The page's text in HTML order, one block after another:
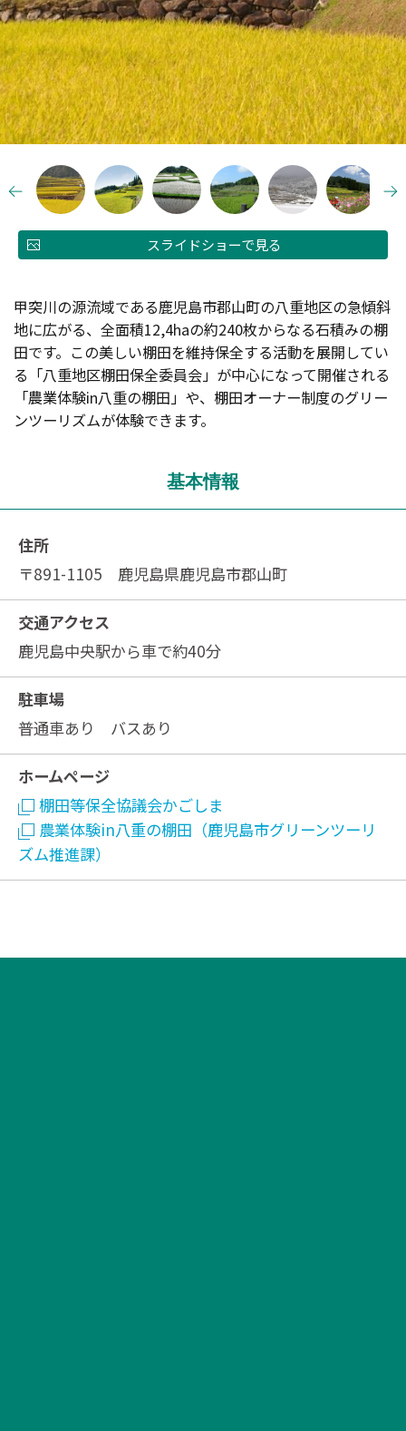
スライドショーで見る
甲突川の源流域である鹿児島市郡山町の八重地区の急傾斜
地に広がる、全面積12,4haの約240枚からなる石積みの棚
田です。この美しい棚田を維持保全する活動を展開してい
る「八重地区棚田保全委員会」が中心になって開催される
「農業体験in八重の棚田」や、棚田オーナー制度のグリー
ンツーリズムが体験できます。
基本情報
住所
〒891-1105 鹿児島県鹿児島市郡山町
交通アクセス
鹿児島中央駅から車で約40分
駐車場
普通車あり バスあり
ホームページ
棚田等保全協議会かごしま
農業体験in八重の棚田（鹿児島市グリーンツーリ
ズム推進課）